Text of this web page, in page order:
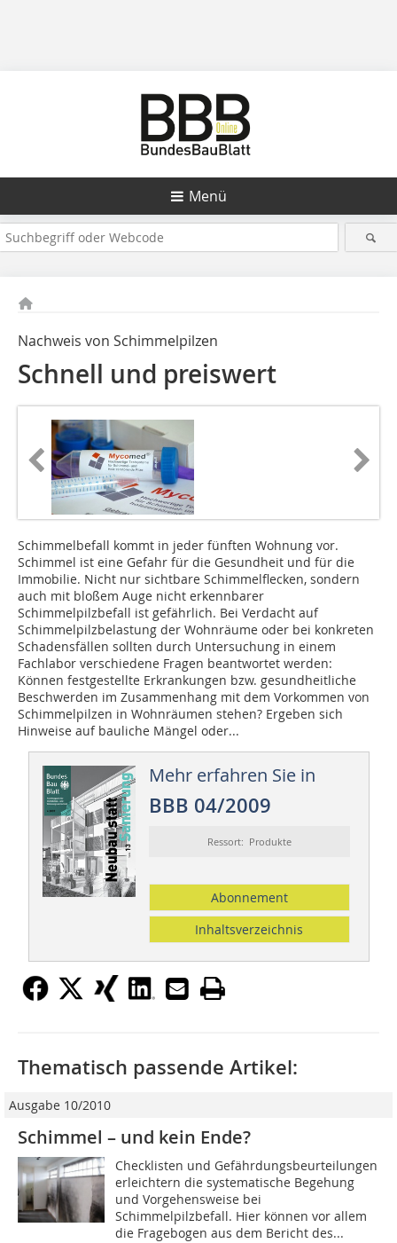
Menü
Nachweis von Schimmelpilzen
Schnell und preiswert
Schimmelbefall kommt in jeder fünften Wohnung vor.
Schimmel ist eine Gefahr für die Gesundheit und für die
Immobilie. Nicht nur sichtbare Schimmelflecken, sondern
auch mit bloßem Auge nicht erkennbarer
Schimmelpilzbefall ist gefährlich. Bei Verdacht auf
Schimmelpilzbelastung der Wohnräume oder bei konkreten
Schadensfällen sollten durch Untersuchung in einem
Fachlabor verschiedene Fragen beantwortet werden:
Können festgestellte Erkrankungen bzw. gesundheitliche
Beschwerden im Zusammenhang mit dem Vorkommen von
Schimmelpilzen in Wohnräumen stehen? Ergeben sich
Hinweise auf bauliche Mängel oder...
Mehr erfahren Sie in
BBB 04/2009
Ressort: Produkte
Abonnement
Inhaltsverzeichnis
Thematisch passende Artikel:
Ausgabe 10/2010
Schimmel – und kein Ende?
Checklisten und Gefährdungsbeurteilungen
erleichtern die systematische Begehung
und Vorgehensweise bei
Schimmelpilzbefall. Hier können vor allem
die Fragebogen aus dem Bericht des...